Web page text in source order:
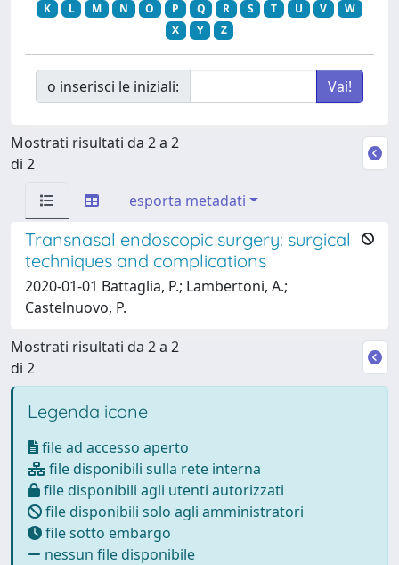
K
L M N O P Q R S T U V
W
X
Y Z
o inserisci le iniziali:
Mostrati risultati da 2 a 2
di 2
esporta metadati
Transnasal endoscopic surgery: surgical
techniques and complications
2020-01-01 Battaglia, P.; Lambertoni, A.;
Castelnuovo, P.
Mostrati risultati da 2 a 2
di 2
Legenda icone
file ad accesso aperto
file disponibili sulla rete interna
file disponibili agli utenti autorizzati
file disponibili solo agli amministratori
file sotto embargo
nessun file disponibile